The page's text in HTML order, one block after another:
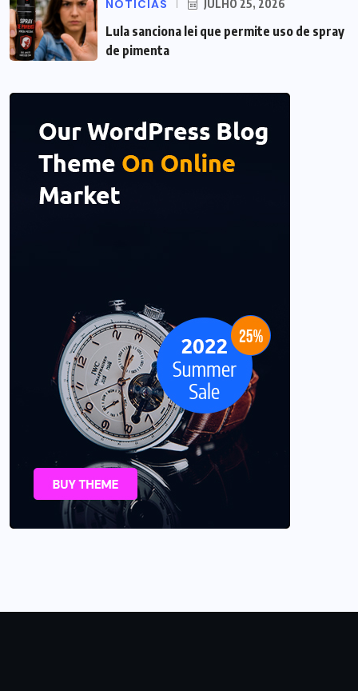
NOTÍCIAS JULHO 25, 2026
Lula sanciona lei que permite uso de spray
de pimenta